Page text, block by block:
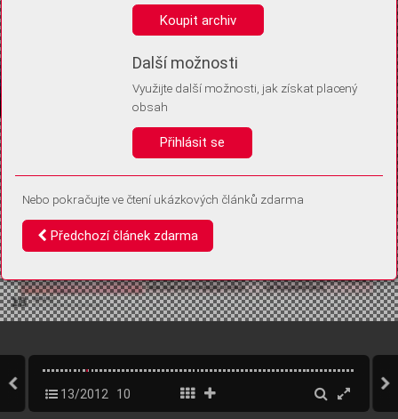
Anonymní unikátní ID
Díky němu příště poznáme, že se jedná o stejné zařízení, a
Identifikátor je zcela anonymní.
Vaše souhlasy a odmítnutí si ukládáme do vašeho zařízení, abychom se
vás už příště znovu neptali. Můžete je kdykoli později upravit ve Správě
13/2012 10
Koupit archiv
Další možnosti
Využijte další možnosti, jak získat placený
obsah
Přihlásit se
Nebo pokračujte ve čtení ukázkových článků zdarma
Předchozí článek zdarma